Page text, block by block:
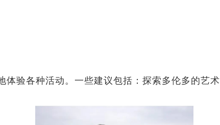
验各种活动。一些建议包括：探索多伦多的艺